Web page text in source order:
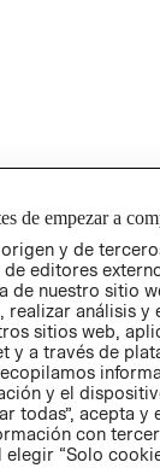
de empezar a
y de
editores
de nuestro sitio
realizar análisis
sitios web,
y a través de
y el
todas”, acepta y
con
“Solo